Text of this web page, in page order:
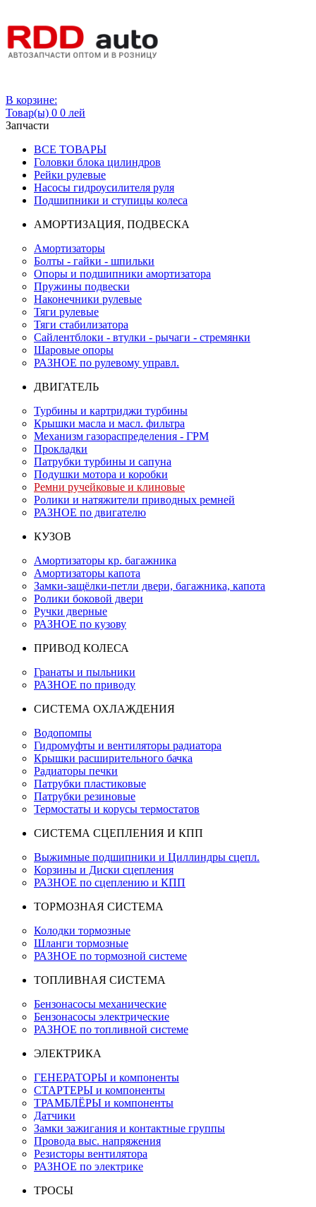
В корзине:
Товар(ы) 0 0 лей
Запчасти
ВСЕ ТОВАРЫ
Головки блока цилиндров
Рейки рулевые
Насосы гидроусилителя руля
Подшипники и ступицы колеса
АМОРТИЗАЦИЯ, ПОДВЕСКА
Амортизаторы
Болты - гайки - шпильки
Опоры и подшипники амортизатора
Пружины подвески
Наконечники рулевые
Тяги рулевые
Тяги стабилизатора
Сайлентблоки - втулки - рычаги - стремянки
Шаровые опоры
РАЗНОЕ по рулевому управл.
ДВИГАТЕЛЬ
Турбины и картриджи турбины
Крышки масла и масл. фильтра
Механизм газораспределения - ГРМ
Прокладки
Патрубки турбины и сапуна
Подушки мотора и коробки
Ремни ручейковые и клиновые
Ролики и натяжители приводных ремней
РАЗНОЕ по двигателю
КУЗОВ
Амортизаторы кр. багажника
Амортизаторы капота
Замки-защёлки-петли двери, багажника, капота
Ролики боковой двери
Ручки дверные
РАЗНОЕ по кузову
ПРИВОД КОЛЕСА
Гранаты и пыльники
РАЗНОЕ по приводу
СИСТЕМА ОХЛАЖДЕНИЯ
Водопомпы
Гидромуфты и вентиляторы радиатора
Крышки расширительного бачка
Радиаторы печки
Патрубки пластиковые
Патрубки резиновые
Термостаты и корусы термостатов
СИСТЕМА СЦЕПЛЕНИЯ И КПП
Выжимные подшипники и Циллиндры сцепл.
Корзины и Диски сцепления
РАЗНОЕ по сцеплению и КПП
ТОРМОЗНАЯ СИСТЕМА
Колодки тормозные
Шланги тормозные
РАЗНОЕ по тормозной системе
ТОПЛИВНАЯ СИСТЕМА
Бензонасосы механические
Бензонасосы электрические
РАЗНОЕ по топливной системе
ЭЛЕКТРИКА
ГЕНЕРАТОРЫ и компоненты
СТАРТЕРЫ и компоненты
ТРАМБЛЁРЫ и компоненты
Датчики
Замки зажигания и контактные группы
Провода выс. напряжения
Резисторы вентилятора
РАЗНОЕ по электрике
ТРОСЫ